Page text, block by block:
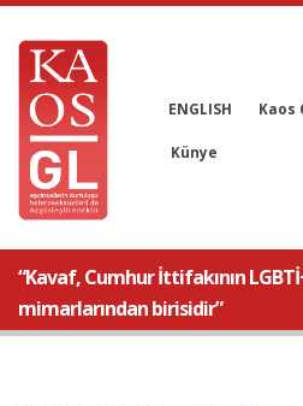
ENGLISH Kaos
Künye
“Kavaf, Cumhur İttifakının
mimarlarından birisidir”